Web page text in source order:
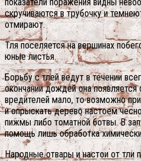
показатели поражения видны
скручиваются в трубочку и
отмирают.
Тля поселяется на вершинах
юные листья.
Борьбу с тлей ведут в течении
окончании дождей она появляется
вредителей мало, то возможно
и опрыскать дерево настоем
пижмы либо томатной ботвы. В
помощь лишь обработка
Народные отвары и настои от тли